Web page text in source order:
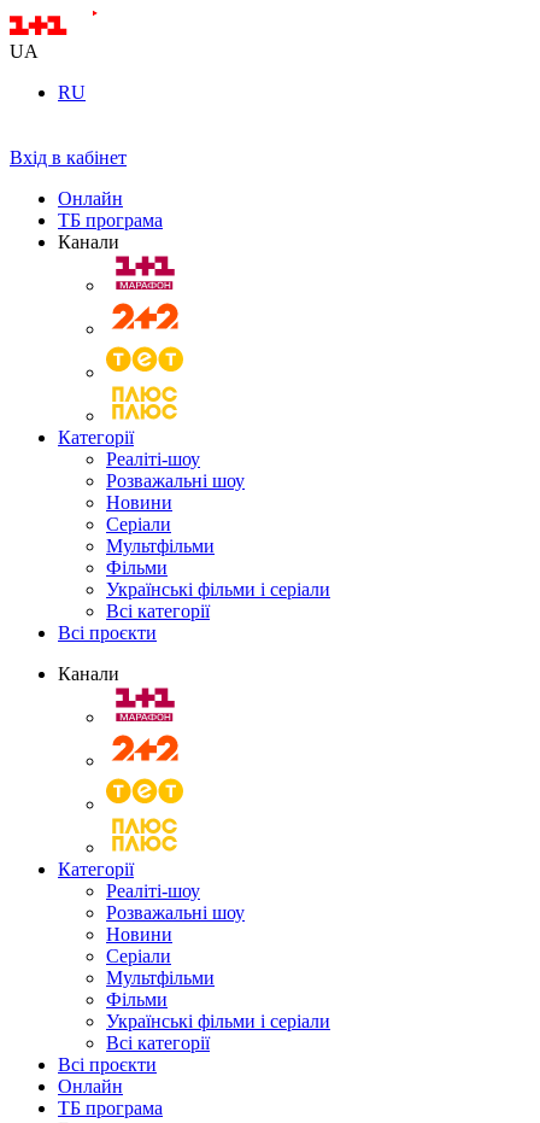
UA
RU
Вхід в кабінет
Онлайн
ТБ програма
Канали
Категорії
Реаліті-шоу
Розважальні шоу
Новини
Серіали
Мультфільми
Фільми
Українські фільми і серіали
Всі категорії
Всі проєкти
Канали
Категорії
Реаліті-шоу
Розважальні шоу
Новини
Серіали
Мультфільми
Фільми
Українські фільми і серіали
Всі категорії
Всі проєкти
Онлайн
ТБ програма